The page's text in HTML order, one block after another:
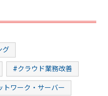
グ
#クラウド業務改善
トワーク・サーバー